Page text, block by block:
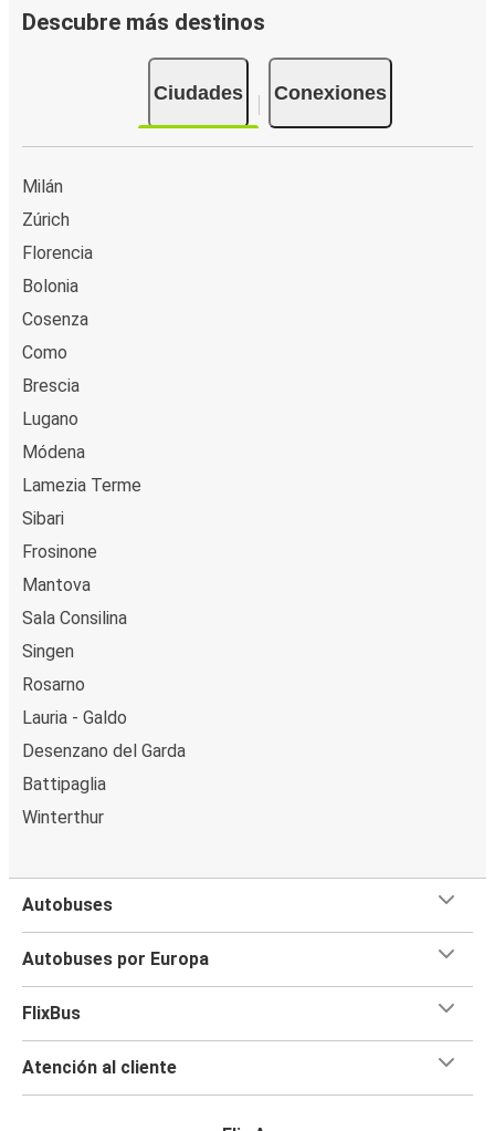
Descubre más destinos
Ciudades Conexiones
Milán
Zúrich
Florencia
Bolonia
Cosenza
Como
Brescia
Lugano
Módena
Lamezia Terme
Sibari
Frosinone
Mantova
Sala Consilina
Singen
Rosarno
Lauria - Galdo
Desenzano del Garda
Battipaglia
Winterthur
Autobuses
Autobuses por Europa
FlixBus
Atención al cliente